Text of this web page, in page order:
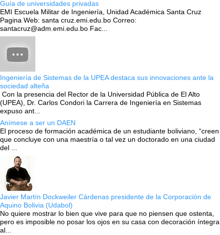
Guía de universidades privadas
EMI Escuela Militar de Ingeniería, Unidad Académica Santa Cruz
Pagina Web: santa cruz.emi.edu.bo Correo:
santacruz@adm.emi.edu.bo Fac...
Ingeniería de Sistemas de la UPEA destaca sus innovaciones ante la
sociedad alteña
Con la presencia del Rector de la Universidad Pública de El Alto
(UPEA), Dr. Carlos Condori la Carrera de Ingeniería en Sistemas
expuso ant...
Anímese a ser un DAEN
El proceso de formación académica de un estudiante boliviano, “creen
que concluye con una maestría o tal vez un doctorado en una ciudad
del ...
Javier Martín Dockweiler Cárdenas presidente de la Corporación de
Aquino Bolivia (Udabol)
No quiere mostrar lo bien que vive para que no piensen que ostenta,
pero es imposible no posar los ojos en su casa con decoración íntegra
al...